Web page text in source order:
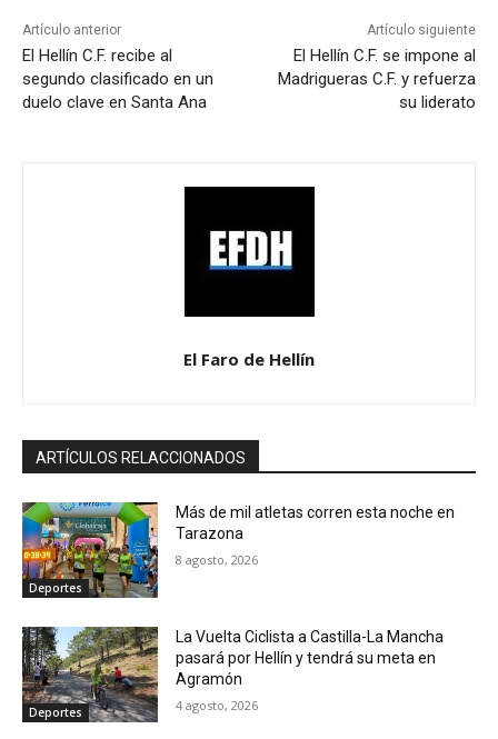
Artículo anterior
El Hellín C.F. recibe al
segundo clasificado en un
duelo clave en Santa Ana
Artículo siguiente
El Hellín C.F. se impone al
Madrigueras C.F. y refuerza
su liderato
El Faro de Hellín
ARTÍCULOS RELACCIONADOS
Deportes
Más de mil atletas corren esta noche en
Tarazona
8 agosto, 2026
Deportes
La Vuelta Ciclista a Castilla-La Mancha
pasará por Hellín y tendrá su meta en
Agramón
4 agosto, 2026